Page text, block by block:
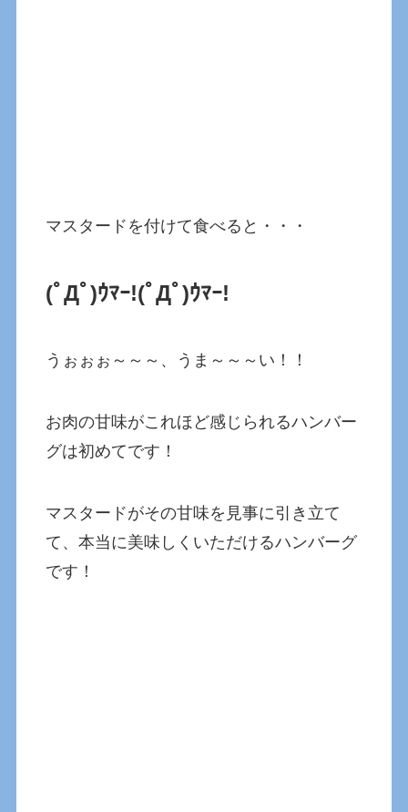
マスタードを付けて食べると・・・
(ﾟДﾟ)ｳﾏｰ!(ﾟДﾟ)ｳﾏｰ!
うぉぉぉ～～～、うま～～～い！！
お肉の甘味がこれほど感じられるハンバー
グは初めてです！
マスタードがその甘味を見事に引き立て
て、本当に美味しくいただけるハンバーグ
です！